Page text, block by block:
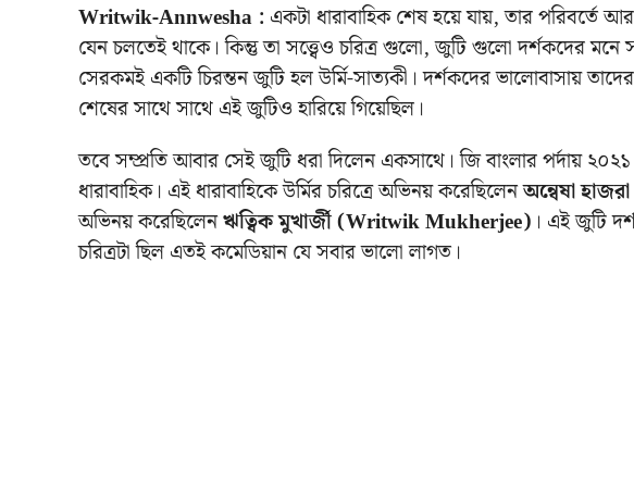
Writwik-Annwesha : একটা ধারাবাহিক শেষ হয়ে যায়, তার পরিবর্তে
যেন চলতেই থাকে। কিন্তু তা সত্ত্বেও চরিত্র গুলো, জুটি গুলো দর্শকদের
সেরকমই একটি চিরন্তন জুটি হল উর্মি-সাত্যকী। দর্শকদের ভালোবাসায়
শেষের সাথে সাথে এই জুটিও হারিয়ে গিয়েছিল।
তবে সম্প্রতি আবার সেই জুটি ধরা দিলেন একসাথে। জি বাংলার পর্দায়
ধারাবাহিক। এই ধারাবাহিকে উর্মির চরিত্রে অভিনয় করেছিলেনঅন্বেষা
অভিনয় করেছিলেনঋত্বিক মুখার্জী (Writwik Mukherjee) । এই জুটি
চরিত্রটা ছিল এতই কমেডিয়ান যে সবার ভালো লাগত।